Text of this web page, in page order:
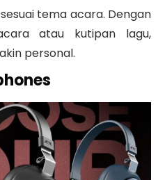
tema acara. Dengan
atau kutipan lagu,
personal.